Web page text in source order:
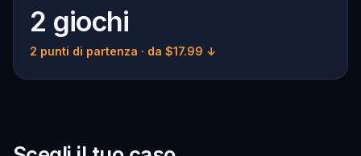
2 giochi
2 punti di partenza · da $17.99 ↓